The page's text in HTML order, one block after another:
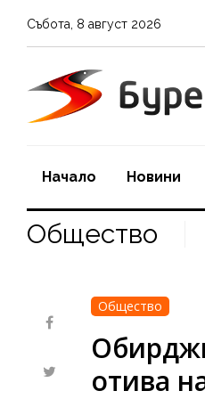
Събота 8 август 2026
Начало Новини
Oбщество
Oбщество
отива